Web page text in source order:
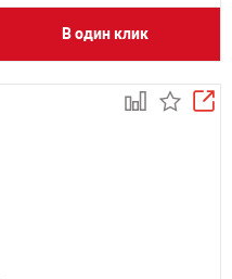
В один клик